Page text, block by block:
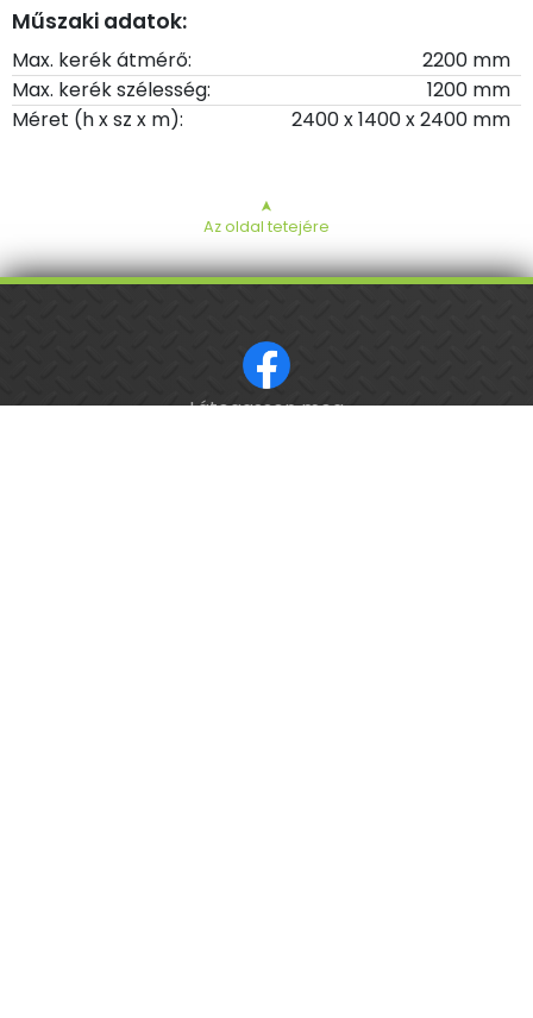
Műszaki adatok:
Max. kerék átmérő:
2200 mm
Max. kerék szélesség:
1200 mm
Méret (h x sz x m):
2400 x 1400 x 2400 mm
➤
Az oldal tetejére
Látogasson meg